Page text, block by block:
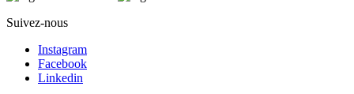
Suivez-nous
Instagram
Facebook
Linkedin